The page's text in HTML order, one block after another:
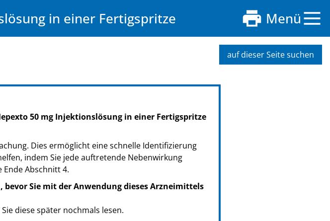
in einer Fertigspritze Menü
auf dieser Seite suchen
50 mg Injektionslösung in einer Fertigspritze
Dies ermöglicht eine schnelle Identifizierung
indem Sie jede auftretende Nebenwirkung
Abschnitt 4.
bevor Sie mit der Anwendung dieses Arzneimittels
diese später nochmals lesen.